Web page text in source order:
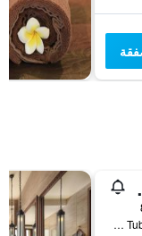
Jl.Dewi Sartika Tuban - Bali, Indonesia, 3, كوتا, إندونيسيا